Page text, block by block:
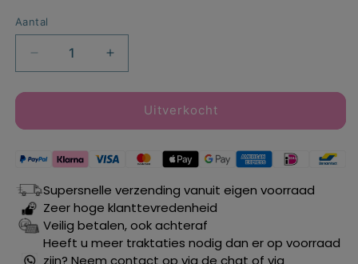
Aantal
Aantal
verlagen
voor
Sam
party
x
23,6
cm.
Aantal
verhogen
voor
Brandweerman
Sam
party
x
23,6
cm.
8
Uitverkocht
Supersnelle verzending vanuit eigen voorraad
Zeer hoge klanttevredenheid
Veilig betalen, ook achteraf
Heeft u meer traktaties nodig dan er op voorraad
zijn? Neem contact op via de chat of via